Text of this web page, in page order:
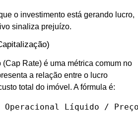
o investimento está gerando lucro,
sinaliza prejuízo.
Rate) é uma métrica comum no
a relação entre o lucro
total do imóvel. A fórmula é:
Operacional Líquido /